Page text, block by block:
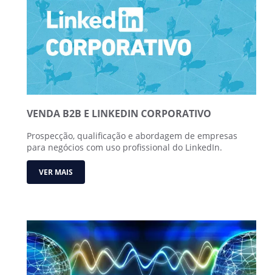
VENDA B2B E LINKEDIN CORPORATIVO
Prospecção, qualificação e abordagem de empresas
para negócios com uso profissional do LinkedIn.
VER MAIS